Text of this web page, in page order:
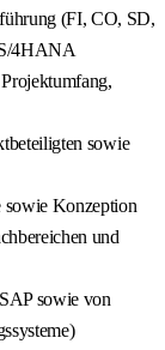
(FI, CO, SD,
4HANA
sowie
sowie Konzeption
und
sowie von